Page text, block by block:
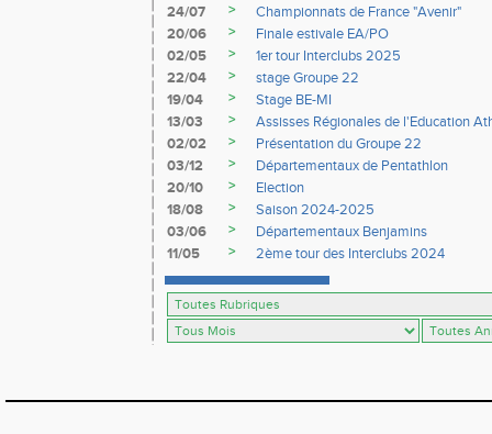
24/07
>
Championnats de France "Avenir"
20/06
>
Finale estivale EA/PO
02/05
>
1er tour Interclubs 2025
22/04
>
stage Groupe 22
19/04
>
Stage BE-MI
13/03
>
Assisses Régionales de l'Education
02/02
>
Présentation du Groupe 22
03/12
>
Départementaux de Pentathlon
20/10
>
Election
18/08
>
Saison 2024-2025
03/06
>
Départementaux Benjamins
11/05
> 2ème tour des Interclubs 2024